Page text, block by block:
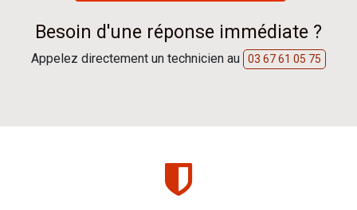
Besoin d'une réponse immédiate ?
Appelez directement un technicien au 03 67 61 05 75